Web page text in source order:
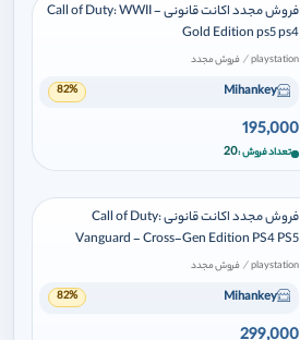
فروش مجدد اکانت قانونی Call of Duty: WWII -
Gold Edition ps5 ps4
playstation
/ فروش مجدد
Mihankey
82%
195,000
تعداد فروش 20
فروش مجدد اکانت قانونی Call of Duty:
Vanguard - Cross-Gen Edition PS4 PS5
playstation
/ فروش مجدد
Mihankey
82%